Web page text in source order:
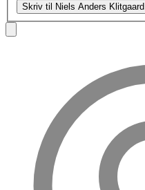
Skriv til Niels Anders Klitgaard